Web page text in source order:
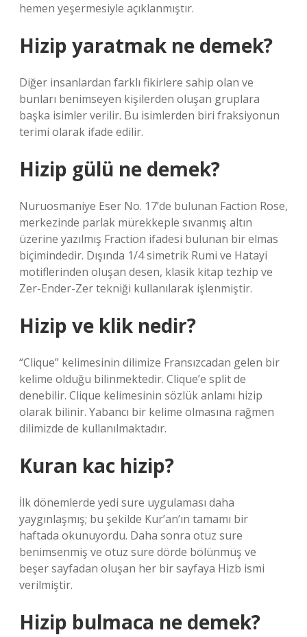
hemen yeşermesiyle açıklanmıştır.
Hizip yaratmak ne demek?
Diğer insanlardan farklı fikirlere sahip olan ve
bunları benimseyen kişilerden oluşan gruplara
başka isimler verilir. Bu isimlerden biri fraksiyonun
terimi olarak ifade edilir.
Hizip gülü ne demek?
Nuruosmaniye Eser No. 17’de bulunan Faction Rose,
merkezinde parlak mürekkeple sıvanmış altın
üzerine yazılmış Fraction ifadesi bulunan bir elmas
biçimindedir. Dışında 1/4 simetrik Rumi ve Hatayi
motiflerinden oluşan desen, klasik kitap tezhip ve
Zer-Ender-Zer tekniği kullanılarak işlenmiştir.
Hizip ve klik nedir?
“Clique” kelimesinin dilimize Fransızcadan gelen bir
kelime olduğu bilinmektedir. Clique’e split de
denebilir. Clique kelimesinin sözlük anlamı hizip
olarak bilinir. Yabancı bir kelime olmasına rağmen
dilimizde de kullanılmaktadır.
Kuran kac hizip?
İlk dönemlerde yedi sure uygulaması daha
yaygınlaşmış; bu şekilde Kur’an’ın tamamı bir
haftada okunuyordu. Daha sonra otuz sure
benimsenmiş ve otuz sure dörde bölünmüş ve
beşer sayfadan oluşan her bir sayfaya Hizb ismi
verilmiştir.
Hizip bulmaca ne demek?